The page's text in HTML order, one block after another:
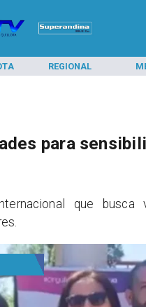
REGIONAL
para
que busca